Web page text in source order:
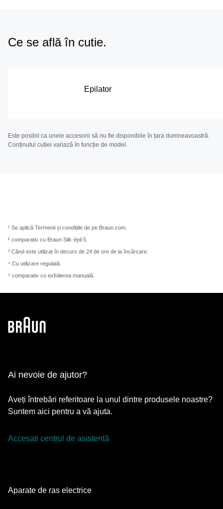
Ce se află în cutie.
Epilator
Este posibil ca unele accesorii să nu fie disponibile în țara dumneavoastră.
Conținutul cutiei variază în funcție de model.
¹ Se aplică Termenii și condițiile de pe Braun.com.
² comparativ cu Braun Silk·épil 5.
³ Când este utilizat în decurs de 24 de ore de la încărcare.
⁴ Cu utilizare regulată.
⁵ comparativ cu exfolierea manuală.
Ai nevoie de ajutor?
Aveți întrebări referitoare la unul dintre produsele noastre?
Suntem aici pentru a vă ajuta.
Accesați centrul de asistență
Aparate de ras electrice